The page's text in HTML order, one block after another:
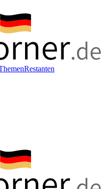
Restanten